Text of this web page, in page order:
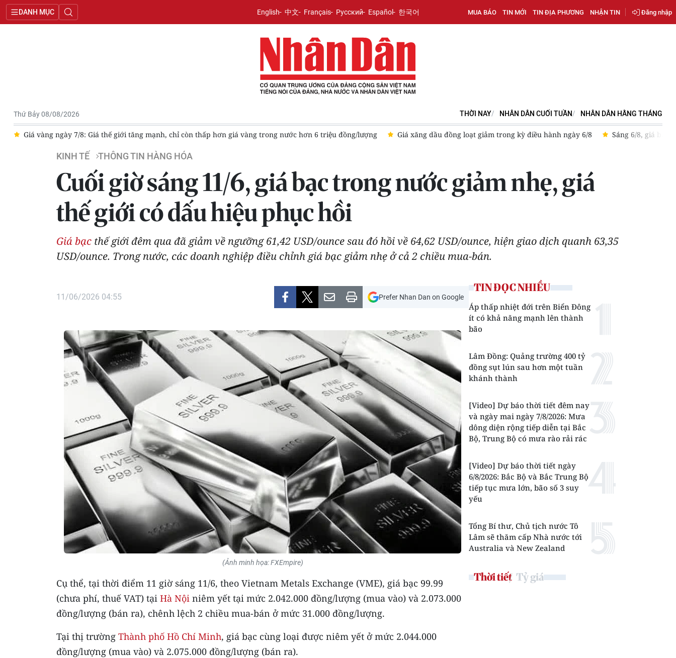
DANH MỤC English 中文 Français Русский Español 한국어 MUA BÁO TIN MỚI TIN ĐỊA PHƯƠNG NHẬN TIN Đăng nhập
Thứ Bảy 08/08/2026 THỜI NAY NHÂN DÂN CUỐI TUẦN NHÂN DÂN HẰNG THÁNG
Giá vàng ngày 7/8: Giá thế giới tăng mạnh, chỉ còn thấp hơn giá vàng trong nước hơn 6 triệu đồng/lượng Giá xăng dầu đồng loạt giảm trong kỳ điều hành ngày 6/8 Sáng 6/8, giá bạc
KINH TẾ THÔNG TIN HÀNG HÓA
Cuối giờ sáng 11/6, giá bạc trong nước giảm nhẹ, giá
thế giới có dấu hiệu phục hồi
Giá bạc thế giới đêm qua đã giảm về ngưỡng 61,42 USD/ounce sau đó hồi về 64,62 USD/ounce, hiện giao dịch quanh 63,35
USD/ounce. Trong nước, các doanh nghiệp điều chỉnh giá bạc giảm nhẹ ở cả 2 chiều mua-bán.
11/06/2026 04:55 Prefer Nhan Dan on Google
(Ảnh minh họa: FXEmpire)
Cụ thể, tại thời điểm 11 giờ sáng 11/6, theo Vietnam Metals Exchange (VME), giá bạc 99.99
(chưa phí, thuế VAT) tại Hà Nội niêm yết tại mức 2.042.000 đồng/lượng (mua vào) và 2.073.000
đồng/lượng (bán ra), chênh lệch 2 chiều mua-bán ở mức 31.000 đồng/lượng.
Tại thị trường Thành phố Hồ Chí Minh, giá bạc cùng loại được niêm yết ở mức 2.044.000
đồng/lượng (mua vào) và 2.075.000 đồng/lượng (bán ra).
TIN ĐỌC NHIỀU
Áp thấp nhiệt đới trên Biển Đông
ít có khả năng mạnh lên thành
bão
Lâm Đồng: Quảng trường 400 tỷ
đồng sụt lún sau hơn một tuần
khánh thành
[Video] Dự báo thời tiết đêm nay
và ngày mai ngày 7/8/2026: Mưa
dông diện rộng tiếp diễn tại Bắc
Bộ, Trung Bộ có mưa rào rải rác
[Video] Dự báo thời tiết ngày
6/8/2026: Bắc Bộ và Bắc Trung Bộ
tiếp tục mưa lớn, bão số 3 suy
yếu
Tổng Bí thư, Chủ tịch nước Tô
Lâm sẽ thăm cấp Nhà nước tới
Australia và New Zealand
Thời tiết Tỷ giá